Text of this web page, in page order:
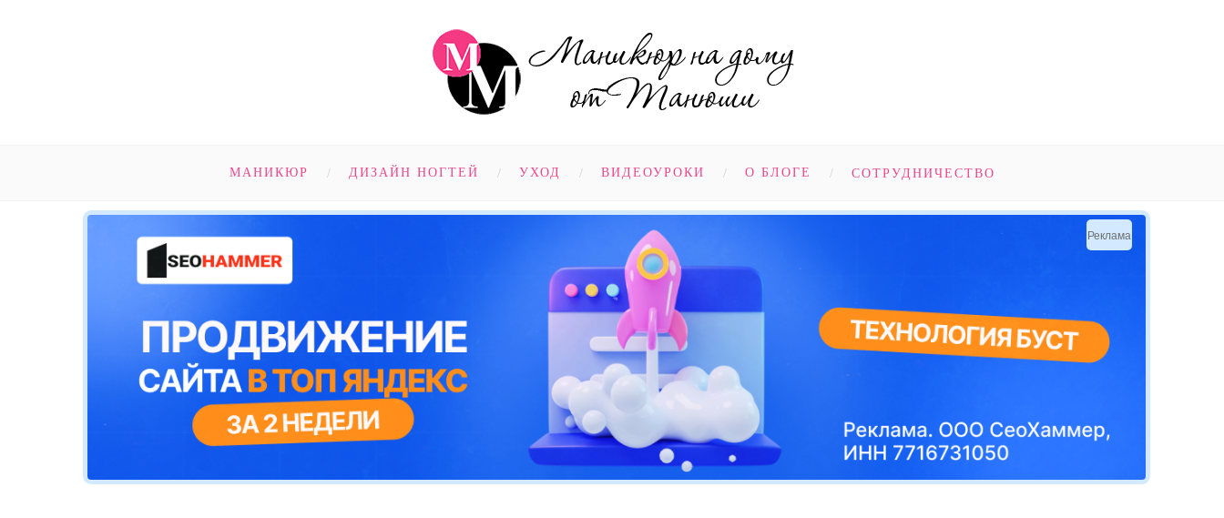
МАНИКЮР ДИЗАЙН НОГТЕЙ УХОД ВИДЕОУРОКИ О БЛОГЕ СОТРУДНИЧЕСТВО
Реклама